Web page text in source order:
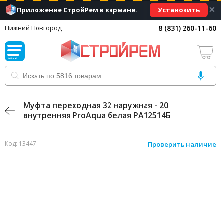
Приложение СтройРем в кармане. Установить ×
Нижний Новгород 8 (831) 260-11-60
Муфта переходная 32 наружная - 20
внутренняя ProAqua белая PA12514Б
Код: 13447 Проверить наличие